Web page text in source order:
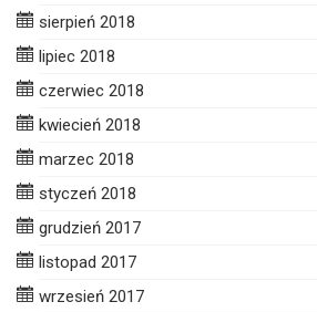
sierpień 2018
lipiec 2018
czerwiec 2018
kwiecień 2018
marzec 2018
styczeń 2018
grudzień 2017
listopad 2017
wrzesień 2017